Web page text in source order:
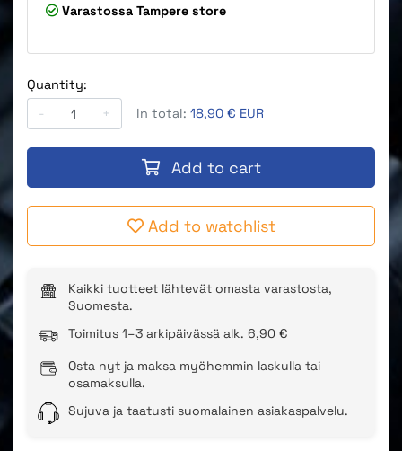
Varastossa Tampere store
Quantity:
-
+ In total: 18,90 € EUR
Add to cart
Add to watchlist
Kaikki tuotteet lähtevät omasta varastosta,
Suomesta.
Toimitus 1–3 arkipäivässä alk. 6,90 €
Osta nyt ja maksa myöhemmin laskulla tai
osamaksulla.
Sujuva ja taatusti suomalainen asiakaspalvelu.